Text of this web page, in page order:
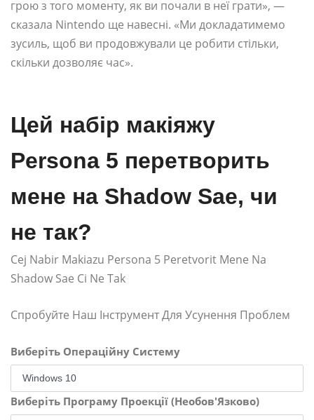
грою з того моменту, як ви почали в неї грати», —
сказала Nintendo ще навесні. «Ми докладатимемо
зусиль, щоб ви продовжували це робити стільки,
скільки дозволяє час».
Цей набір макіяжу
Persona 5 перетворить
мене на Shadow Sae, чи
не так?
Cej Nabir Makiazu Persona 5 Peretvorit Mene Na
Shadow Sae Ci Ne Tak
Спробуйте Наш Інструмент Для Усунення Проблем
Виберіть Операційну Систему
Виберіть Програму Проекції (Необов'Язково)